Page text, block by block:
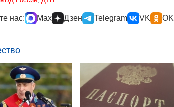
нас: Max Дзен Telegram VK OK